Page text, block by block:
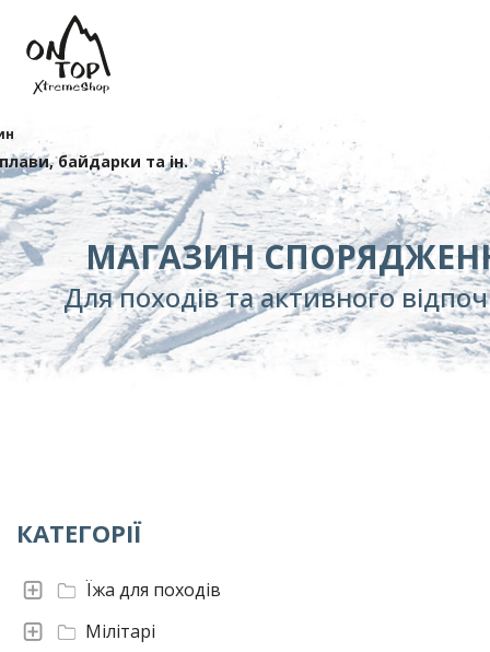
байдарки та ін.
МАГАЗИН
Для походів та активного
КАТЕГОРІЇ
Мілітарі
Їжа для походів